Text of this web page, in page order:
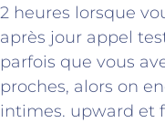
2 heures lorsque
après jour appel
parfois que vous
proches, alors on
intimes. upward et